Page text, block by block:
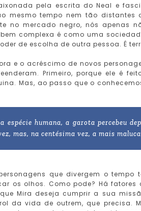
pela escrita do Neal e
mesmo tempo nem tão
no mercado negro, nós apenas
complexa é como uma
de escolha de outra pessoa. É
e o acréscimo de novos
Primeiro, porque ele é
Mas, ao passo que o
espécie humana, a garota percebeu
mas, na centésima vez, a mais
que divergem o
os olhos. Como pode? Há
Mira deseja cumprir a sua
da vida de outrem, que precisa.